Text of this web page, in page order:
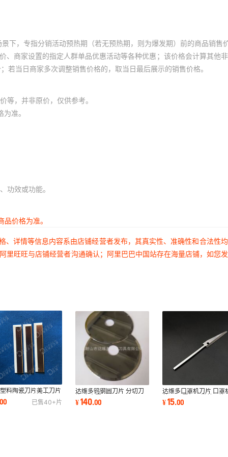
下，专指分销活动预热期（若无预热期，则为爆发期）前的商品销售
商家设置的指定人群单品优惠活动等各种优惠；该价格会计算其他
当日商家多次调整销售价格的，取当日最后展示的销售价格。
等，并非原价，仅供参考。
准。
功效或功能。
价格为准。
详情等信息内容系由店铺经营者发布，其真实性、准确性和合法性
旺旺与店铺经营者沟通确认；阿里巴巴中国站存在海量店铺，如您
料陶瓷刀片美工刀片
00 已售40+片
达维多钨钢圆刀片 分切刀
片 合金圆刀
Φ90*Φ22*1.3
¥140.00
达维多口罩机刀片 口罩
剪刀 口罩机耳带剪刀片
梁切刀
¥15.00